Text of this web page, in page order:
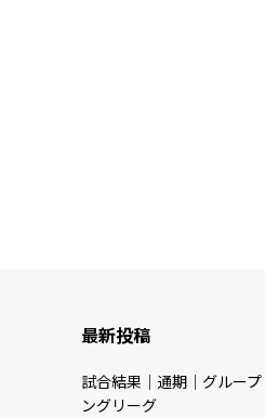
最新投稿
試合結果｜通期｜グルー
ングリーグ